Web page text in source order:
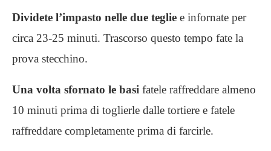
Dividete l’impasto nelle due teglie e infornate per
circa 23-25 minuti. Trascorso questo tempo fate la
prova stecchino.
Una volta sfornato le basi fatele raffreddare almeno
10 minuti prima di toglierle dalle tortiere e fatele
raffreddare completamente prima di farcirle.